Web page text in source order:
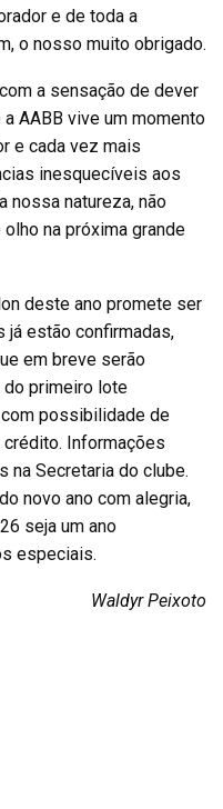
e de toda a
o nosso muito obrigado.
a sensação de dever
AABB vive um momento
e cada vez mais
inesquecíveis aos
nossa natureza, não
na próxima grande
deste ano promete ser
já estão confirmadas,
em breve serão
primeiro lote
possibilidade de
Informações
na Secretaria do clube.
novo ano com alegria,
seja um ano
especiais.
Waldyr Peixoto